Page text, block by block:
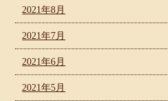
2021年8月
2021年7月
2021年6月
2021年5月